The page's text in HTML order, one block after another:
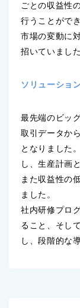
ごとの収益性
行うことがで
市場の変動に
招いていました
ソリューショ
最先端のビッ
取引データか
となりました
し、生産計画
また収益性の
ました。
社内研修プロ
ること、そし
し、段階的な